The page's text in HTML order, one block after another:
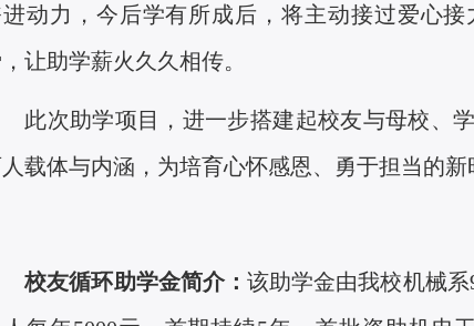
动力，今后学有所成后，将主动接过爱心
让助学薪火久久相传。
此次助学项目，进一步搭建起校友与母校、
载体与内涵，为培育心怀感恩、勇于担当的新
校友循环助学金简介： 该助学金由我校机械系